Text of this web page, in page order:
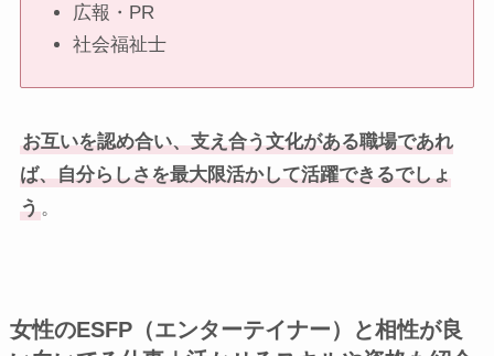
広報・PR
社会福祉士
お互いを認め合い、支え合う文化がある職場であれ
ば、自分らしさを最大限活かして活躍できるでしょ
う。
女性のESFP（エンターテイナー）と相性が良